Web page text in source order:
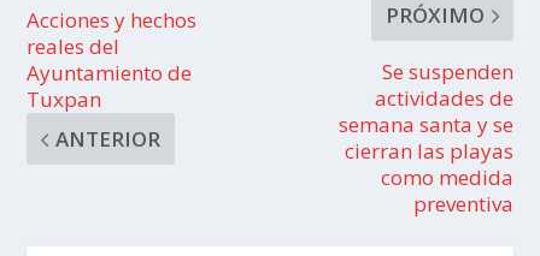
Acciones y hechos
reales del
Ayuntamiento de
Tuxpan
ANTERIOR
PRÓXIMO
Se suspenden
actividades de
semana santa y se
cierran las playas
como medida
preventiva